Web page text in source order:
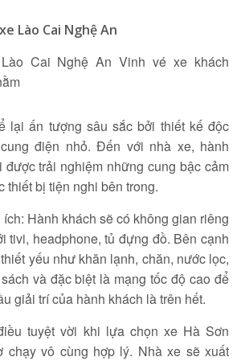
Tìm kiếm
Lào Cai Nghệ An
lại ấn tượng sâu sắc bởi thiết kế độc
điện nhỏ. Đến với nhà xe, hành
được trải nghiệm những cung bậc cảm
thiết bị tiện nghi bên trong.
Hành khách sẽ có không gian riêng
tivi, headphone, tủ đựng đồ. Bên cạnh
yếu như khăn lạnh, chăn, nước lọc,
và đặc biệt là mạng tốc độ cao để
giải trí của hành khách là trên hết.
tuyệt vời khi lựa chọn xe Hà Sơn
chạy vô cùng hợp lý. Nhà xe sẽ xuất